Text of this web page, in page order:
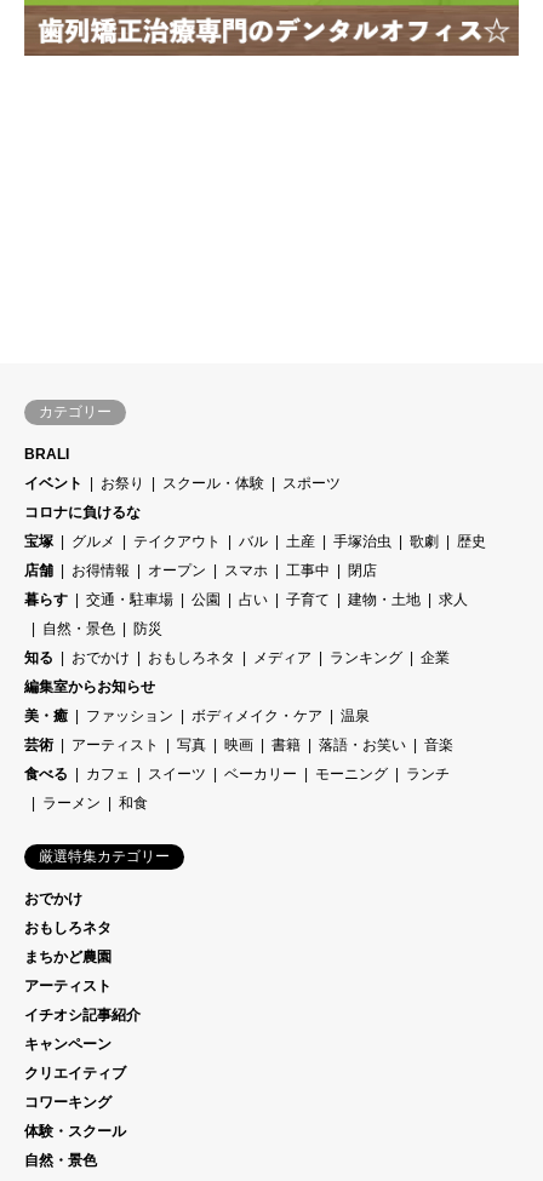
カテゴリー
BRALI
イベント
お祭り スクール・体験
スポーツ
コロナに負けるな
宝塚
グルメ テイクアウト バル 土産 手塚治虫 歌劇
歴史
店舗
お得情報 オープン スマホ 工事中
閉店
暮らす
交通・駐車場 公園 占い 子育て 建物・土地
求人
自然・景色
防災
知る
おでかけ おもしろネタ メディア ランキング
企業
編集室からお知らせ
美・癒
ファッション ボディメイク・ケア
温泉
芸術
アーティスト 写真 映画 書籍 落語・お笑い
音楽
食べる
カフェ スイーツ ベーカリー モーニング
ランチ
ラーメン
和食
厳選特集カテゴリー
おでかけ
おもしろネタ
まちかど農園
アーティスト
イチオシ記事紹介
キャンペーン
クリエイティブ
コワーキング
体験・スクール
自然・景色